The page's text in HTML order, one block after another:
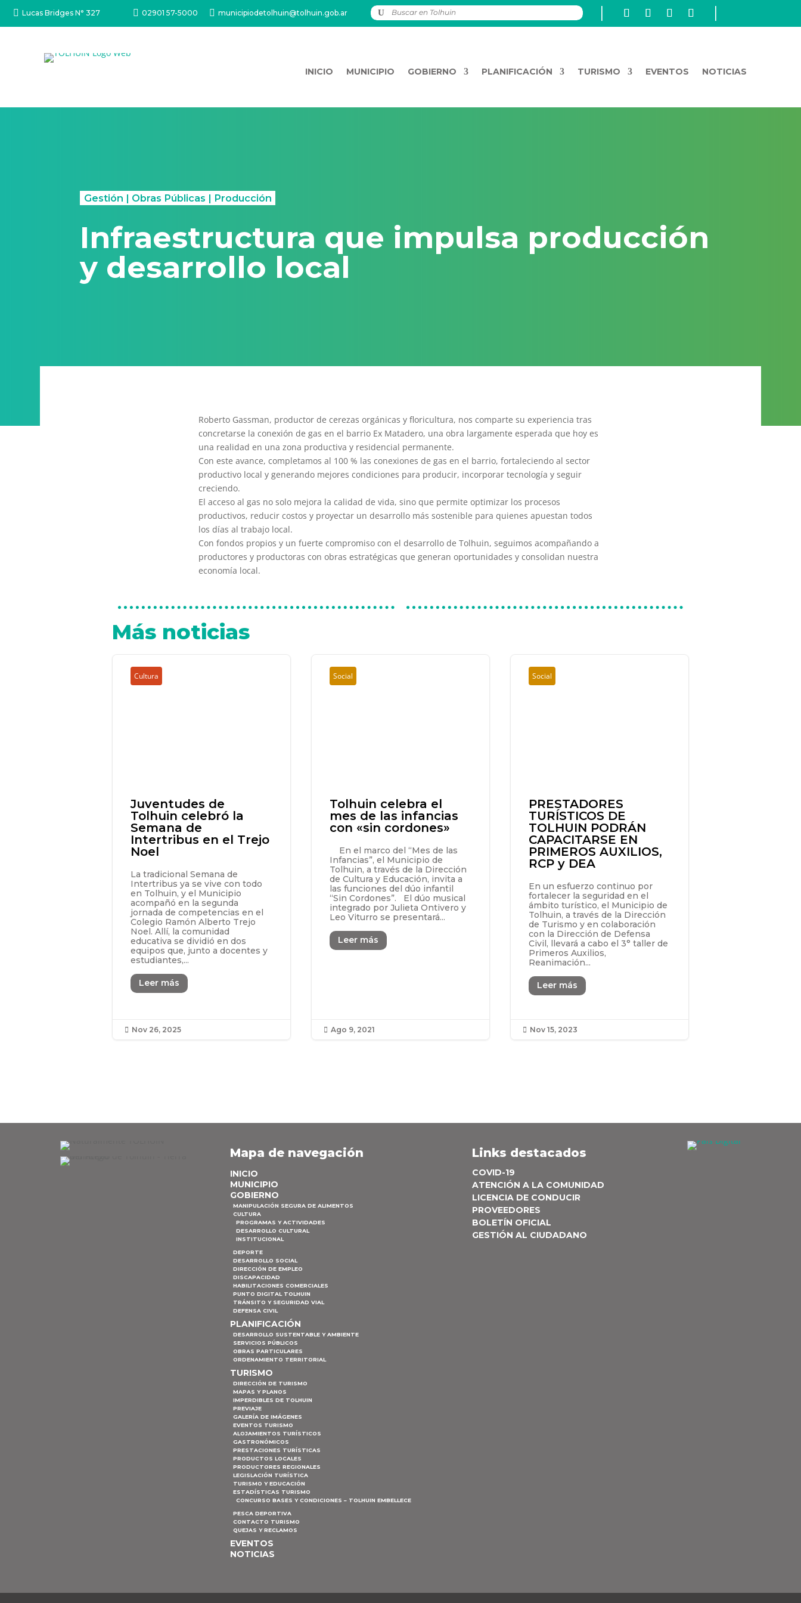
 Lucas Bridges N° 327  02901 57-5000  municipiodetolhuin@tolhuin.gob.ar
INICIO MUNICIPIO GOBIERNO PLANIFICACIÓN TURISMO EVENTOS NOTICIAS
Gestión | Obras Públicas | Producción
Infraestructura que impulsa producción
y desarrollo local
Roberto Gassman, productor de cerezas orgánicas y floricultura, nos comparte su experiencia tras
concretarse la conexión de gas en el barrio Ex Matadero, una obra largamente esperada que hoy es
una realidad en una zona productiva y residencial permanente.
Con este avance, completamos al 100 % las conexiones de gas en el barrio, fortaleciendo al sector
productivo local y generando mejores condiciones para producir, incorporar tecnología y seguir
creciendo.
El acceso al gas no solo mejora la calidad de vida, sino que permite optimizar los procesos
productivos, reducir costos y proyectar un desarrollo más sostenible para quienes apuestan todos
los días al trabajo local.
Con fondos propios y un fuerte compromiso con el desarrollo de Tolhuin, seguimos acompañando a
productores y productoras con obras estratégicas que generan oportunidades y consolidan nuestra
economía local.
Más noticias
Cultura
Juventudes de
Tolhuin celebró la
Semana de
Intertribus en el Trejo
Noel
La tradicional Semana de
Intertribus ya se vive con todo
en Tolhuin, y el Municipio
acompañó en la segunda
jornada de competencias en el
Colegio Ramón Alberto Trejo
Noel. Allí, la comunidad
educativa se dividió en dos
equipos que, junto a docentes y
estudiantes,...
Leer más
 Nov 26, 2025
Social
Tolhuin celebra el
mes de las infancias
con «sin cordones»
En el marco del “Mes de las
Infancias”, el Municipio de
Tolhuin, a través de la Dirección
de Cultura y Educación, invita a
las funciones del dúo infantil
“Sin Cordones”. El dúo musical
integrado por Julieta Ontivero y
Leo Viturro se presentará...
Leer más
 Ago 9, 2021
Social
PRESTADORES
TURÍSTICOS DE
TOLHUIN PODRÁN
CAPACITARSE EN
PRIMEROS AUXILIOS,
RCP y DEA
En un esfuerzo continuo por
fortalecer la seguridad en el
ámbito turístico, el Municipio de
Tolhuin, a través de la Dirección
de Turismo y en colaboración
con la Dirección de Defensa
Civil, llevará a cabo el 3° taller de
Primeros Auxilios,
Reanimación...
Leer más
 Nov 15, 2023
Mapa de navegación
INICIO
MUNICIPIO
GOBIERNO
MANIPULACIÓN SEGURA DE ALIMENTOS
CULTURA
PROGRAMAS Y ACTIVIDADES
DESARROLLO CULTURAL
INSTITUCIONAL
DEPORTE
DESARROLLO SOCIAL
DIRECCIÓN DE EMPLEO
DISCAPACIDAD
HABILITACIONES COMERCIALES
PUNTO DIGITAL TOLHUIN
TRÁNSITO Y SEGURIDAD VIAL
DEFENSA CIVIL
PLANIFICACIÓN
DESARROLLO SUSTENTABLE Y AMBIENTE
SERVICIOS PÚBLICOS
OBRAS PARTICULARES
ORDENAMIENTO TERRITORIAL
TURISMO
DIRECCIÓN DE TURISMO
MAPAS Y PLANOS
IMPERDIBLES DE TOLHUIN
PREVIAJE
GALERÍA DE IMÁGENES
EVENTOS TURISMO
ALOJAMIENTOS TURÍSTICOS
GASTRONÓMICOS
PRESTACIONES TURÍSTICAS
PRODUCTOS LOCALES
PRODUCTORES REGIONALES
LEGISLACIÓN TURÍSTICA
TURISMO Y EDUCACIÓN
ESTADÍSTICAS TURISMO
CONCURSO BASES Y CONDICIONES – TOLHUIN EMBELLECE
PESCA DEPORTIVA
CONTACTO TURISMO
QUEJAS Y RECLAMOS
EVENTOS
NOTICIAS
Links destacados
COVID-19
ATENCIÓN A LA COMUNIDAD
LICENCIA DE CONDUCIR
PROVEEDORES
BOLETÍN OFICIAL
GESTIÓN AL CIUDADANO